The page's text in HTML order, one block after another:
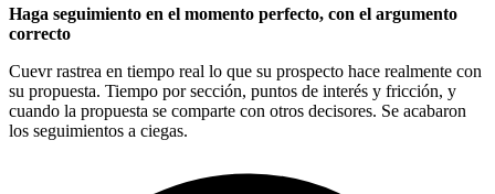
Haga seguimiento en el momento perfecto, con el argumento
correcto
Cuevr rastrea en tiempo real lo que su prospecto hace realmente con
su propuesta. Tiempo por sección, puntos de interés y fricción, y
cuando la propuesta se comparte con otros decisores. Se acabaron
los seguimientos a ciegas.